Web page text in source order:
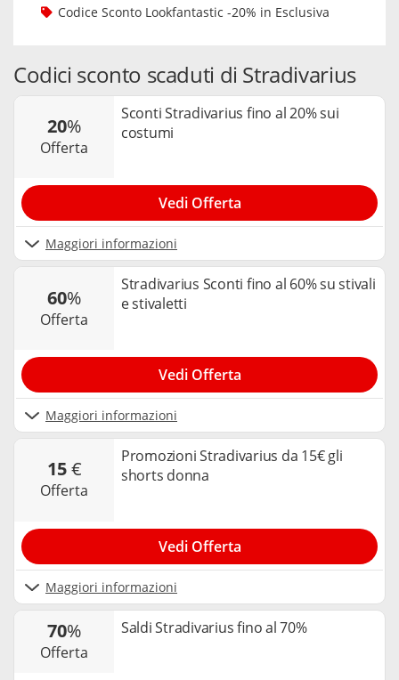
Codice Sconto Lookfantastic -20% in Esclusiva
Codici sconto scaduti di Stradivarius
20%
offerta
Sconti Stradivarius fino al 20% sui
costumi
Maggiori informazioni
Vedi Offerta
60%
offerta
Stradivarius Sconti fino al 60% su stivali
e stivaletti
Maggiori informazioni
Vedi Offerta
15€
offerta
Promozioni Stradivarius da 15€ gli
shorts donna
Maggiori informazioni
Vedi Offerta
70%
offerta
Saldi Stradivarius fino al 70%